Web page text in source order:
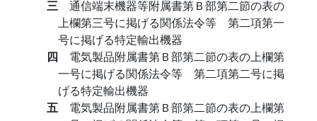
三 通信端末機器等附属書第Ｂ部第二節の表の
上欄第三号に掲げる関係法令等 第二項第一
号に掲げる特定輸出機器
四 電気製品附属書第Ｂ部第二節の表の上欄第
一号に掲げる関係法令等 第二項第二号に掲
げる特定輸出機器
五 電気製品附属書第Ｂ部第二節の表の上欄第